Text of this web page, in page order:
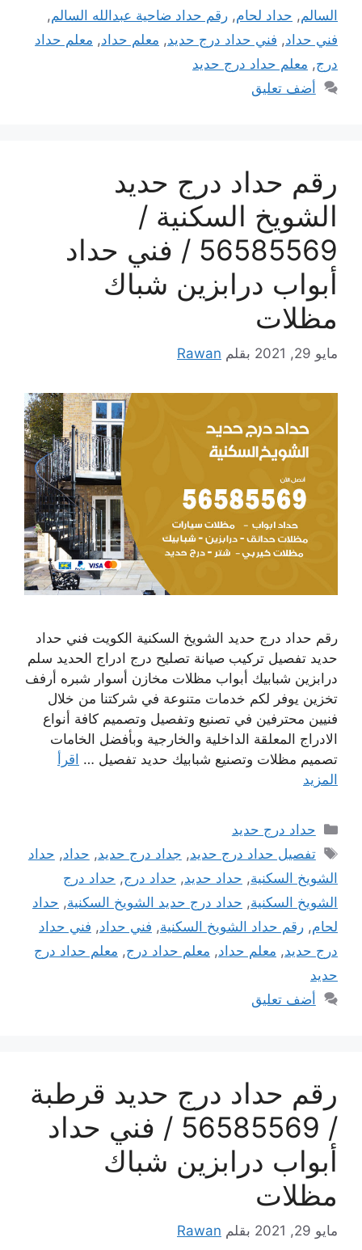
السالم, حداد لحام, رقم حداد ضاحية عبدالله السالم,
فني حداد, فني حداد درج حديد, معلم حداد, معلم حداد
درج, معلم حداد درج حديد
أضف تعليق
رقم حداد درج حديد
الشويخ السكنية /
56585569 / فني حداد
أبواب درابزين شباك
مظلات
مايو 29, 2021 بقلم Rawan
رقم حداد درج حديد الشويخ السكنية الكويت فني حداد
حديد تفصيل تركيب صيانة تصليح درج ادراج الحديد سلم
درابزين شبابيك أبواب مظلات مخازن أسوار شبره أرفف
تخزين يوفر لكم خدمات متنوعة في شركتنا من خلال
فنيين محترفين في تصنيع وتفصيل وتصميم كافة أنواع
الادراج المعلقة الداخلية والخارجية وبأفضل الخامات
تصميم مظلات وتصنيع شبابيك حديد تفصيل … اقرأ
المزيد
التصنيفات
حداد درج حديد
الوسوم
تفصيل حداد درج حديد, جداد درج حديد, حداد, حداد
الشويخ السكنية, حداد حديد, حداد درج, حداد درج
الشويخ السكنية, حداد درج حديد الشويخ السكنية, حداد
لحام, رقم حداد الشويخ السكنية, فني حداد, فني حداد
درج حديد, معلم حداد, معلم حداد درج, معلم حداد درج
حديد
أضف تعليق
رقم حداد درج حديد قرطبة
/ 56585569 / فني حداد
أبواب درابزين شباك
مظلات
مايو 29, 2021 بقلم Rawan